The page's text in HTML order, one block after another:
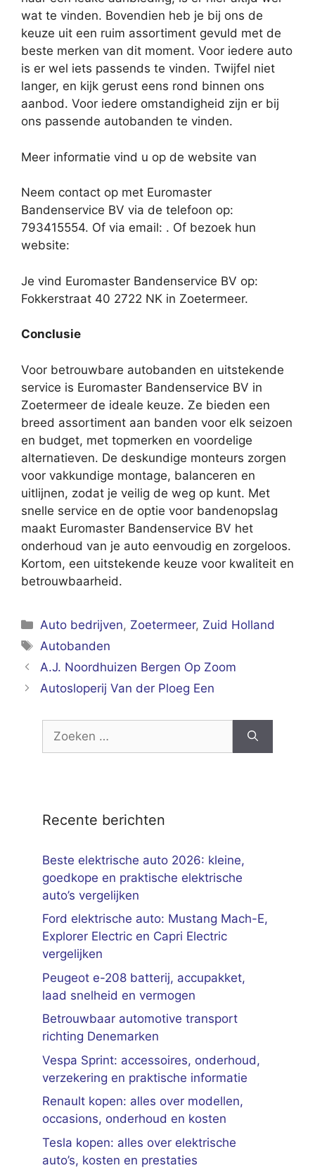
wat te vinden. Bovendien heb je bij ons de
keuze uit een ruim assortiment gevuld met de
beste merken van dit moment. Voor iedere auto
is er wel iets passends te vinden. Twijfel niet
langer, en kijk gerust eens rond binnen ons
aanbod. Voor iedere omstandigheid zijn er bij
ons passende autobanden te vinden.
Meer informatie vind u op de website van
Neem contact op met Euromaster
Bandenservice BV via de telefoon op:
793415554. Of via email: . Of bezoek hun
website:
Je vind Euromaster Bandenservice BV op:
Fokkerstraat 40 2722 NK in Zoetermeer.
Conclusie
Voor betrouwbare autobanden en uitstekende
service is Euromaster Bandenservice BV in
Zoetermeer de ideale keuze. Ze bieden een
breed assortiment aan banden voor elk seizoen
en budget, met topmerken en voordelige
alternatieven. De deskundige monteurs zorgen
voor vakkundige montage, balanceren en
uitlijnen, zodat je veilig de weg op kunt. Met
snelle service en de optie voor bandenopslag
maakt Euromaster Bandenservice BV het
onderhoud van je auto eenvoudig en zorgeloos.
Kortom, een uitstekende keuze voor kwaliteit en
betrouwbaarheid.
Categorieën
Auto bedrijven, Zoetermeer, Zuid Holland
Tags
Autobanden
A.J. Noordhuizen Bergen Op Zoom
Autosloperij Van der Ploeg Een
naar:
Recente berichten
Beste elektrische auto 2026: kleine,
goedkope en praktische elektrische
auto’s vergelijken
Ford elektrische auto: Mustang Mach-E,
Explorer Electric en Capri Electric
vergelijken
Peugeot e-208 batterij, accupakket,
laad snelheid en vermogen
Betrouwbaar automotive transport
richting Denemarken
Vespa Sprint: accessoires, onderhoud,
verzekering en praktische informatie
Renault kopen: alles over modellen,
occasions, onderhoud en kosten
Tesla kopen: alles over elektrische
auto’s, kosten en prestaties